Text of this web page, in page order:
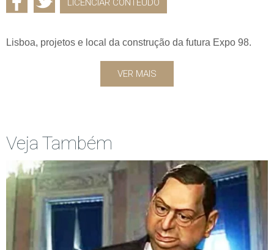
Lisboa, projetos e local da construção da futura Expo 98.
VER MAIS
Veja Também